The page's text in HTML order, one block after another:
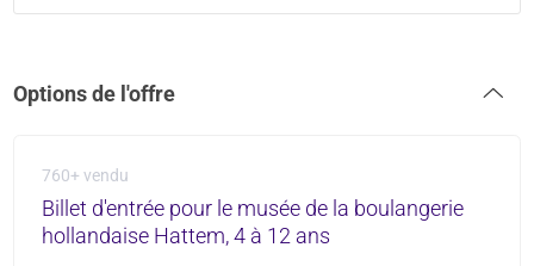
Options de l'offre
760+ vendu
Billet d'entrée pour le musée de la boulangerie
hollandaise Hattem, 4 à 12 ans